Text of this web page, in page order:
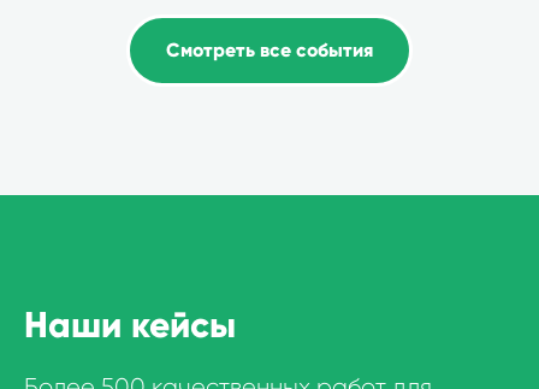
Смотреть все события
Наши кейсы